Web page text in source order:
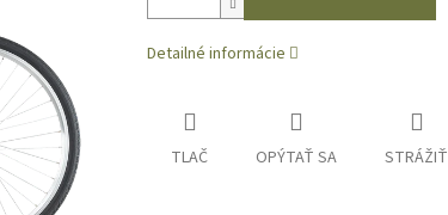
Detailné informácie
TLAČ OPÝTAŤ SA STRÁŽIŤ